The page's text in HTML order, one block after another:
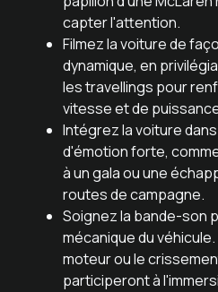
capter l'attention.
Filmez la voiture de
dynamique, en
les travellings pour
vitesse et de
Intégrez la voiture
d'émotion forte,
à un gala ou une
routes de campagne.
Soignez la bande-son
mécanique du
moteur ou le
participeront à